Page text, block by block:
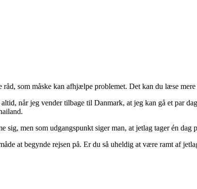
som måske kan afhjælpe problemet. Det kan du læse
når jeg vender tilbage til Danmark, at jeg kan gå et par
men som udgangspunkt siger man, at jetlag tager én dag
at begynde rejsen på. Er du så uheldig at være ramt af